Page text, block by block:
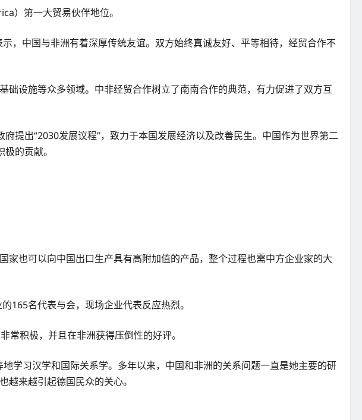
）第一大贸易伙伴地位。
中国与非洲有着深厚传统友谊。双方始终真诚友好、平等相待，经贸合作不
设施等众多领域。中非经贸合作树立了南南合作的典范，有力促进了双方互
提出“2030发展议程”，致力于本国发展经济以及改善民生。中国作为世界第二
的贡献。
也可以向中国出口生产具有高附加值的产品，整个过程也需中方企业家的大
165名代表与会，现场企业代表反应热烈。
积极，并且在非洲获得压倒性的好评。
学习汉学和国际关系学。多年以来，中国和非洲的关系问题一直是她主要的研
来越引起德国民众的关心。